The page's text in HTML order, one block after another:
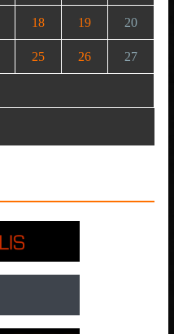
18 19 20
25 26 27